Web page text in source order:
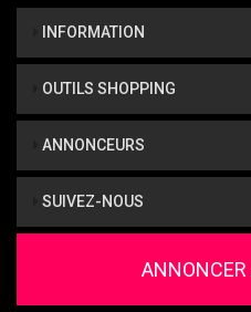
INFORMATION
OUTILS SHOPPING
ANNONCEURS
SUIVEZ-NOUS
ANNONCER